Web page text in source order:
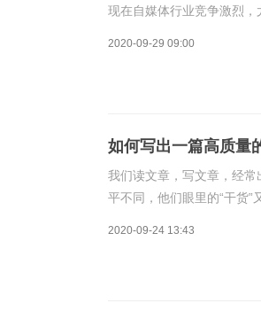
现在自媒体行业竞争激烈
工作就是吸引观众，提高
2020-09-29 09:00
如何写出一篇高质量
我们读文章，写文章，经常
平不同，他们眼里的“干货”
2020-09-24 13:43